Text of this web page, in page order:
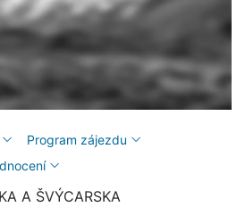
Program zájezdu
A ŠVÝCARSKA